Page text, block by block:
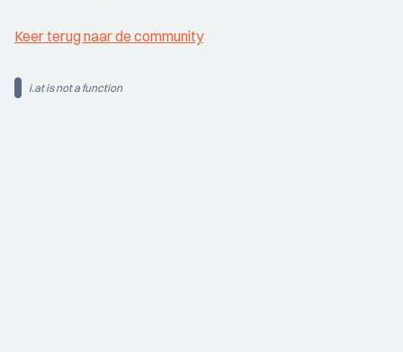
Keer terug naar de community
i.at is not a function